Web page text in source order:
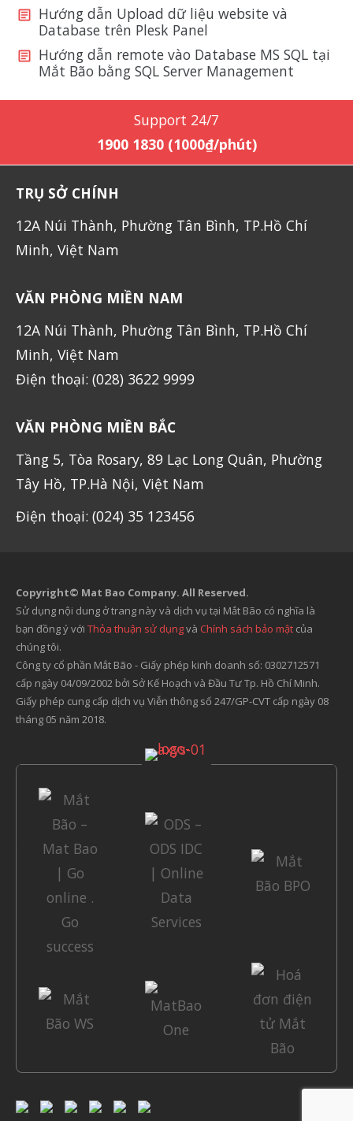
Hướng dẫn Upload dữ liệu website và
Database trên Plesk Panel
Hướng dẫn remote vào Database MS SQL tại
Mắt Bão bằng SQL Server Management
Support 24/7
1900 1830 (1000₫/phút)
TRỤ SỞ CHÍNH
12A Núi Thành, Phường Tân Bình, TP.Hồ Chí
Minh, Việt Nam
VĂN PHÒNG MIỀN NAM
12A Núi Thành, Phường Tân Bình, TP.Hồ Chí
Minh, Việt Nam
Điện thoại: (028) 3622 9999
VĂN PHÒNG MIỀN BẮC
Tầng 5, Tòa Rosary, 89 Lạc Long Quân, Phường
Tây Hồ, TP.Hà Nội, Việt Nam
Điện thoại: (024) 35 123456
Copyright© Mat Bao Company. All Reserved.
Sử dụng nội dung ở trang này và dịch vụ tại Mắt Bão có nghĩa là
bạn đồng ý với Thỏa thuận sử dụngvà Chính sách bảo mật của
chúng tôi.
Công ty cổ phần Mắt Bão - Giấy phép kinh doanh số: 0302712571
cấp ngày 04/09/2002 bởi Sở Kế Hoạch và Đầu Tư Tp. Hồ Chí Minh.
Giấy phép cung cấp dịch vụ Viễn thông số 247/GP-CVT cấp ngày 08
tháng 05 năm 2018.